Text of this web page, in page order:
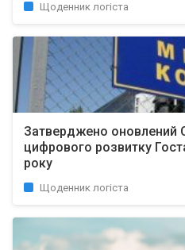
Щоденник логіста
Затверджено оновлений
цифрового розвитку
року
Щоденник логіста